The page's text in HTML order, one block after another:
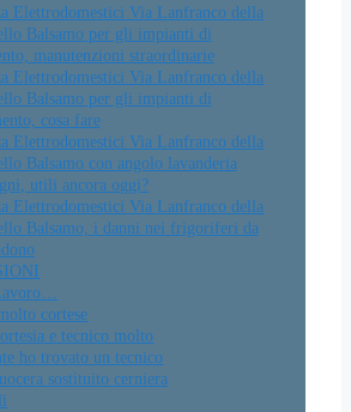
Elettrodomestici Via Lanfranco della
Balsamo per gli impianti di
manutenzioni straordinarie
Elettrodomestici Via Lanfranco della
Balsamo per gli impianti di
cosa fare
Elettrodomestici Via Lanfranco della
Balsamo con angolo lavanderia
utili ancora oggi?
Elettrodomestici Via Lanfranco della
Balsamo, i danni nei frigoriferi da
cortese
e tecnico molto
ho trovato un tecnico
sostituito cerniera